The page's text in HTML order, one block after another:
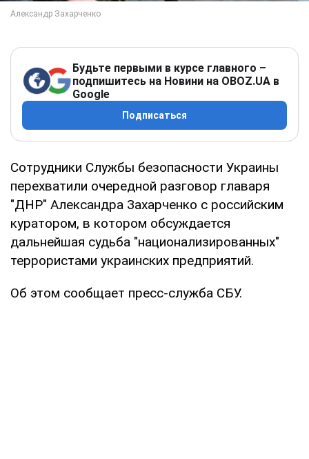
Будьте первыми в курсе главного –
подпишитесь на Новини на OBOZ.UA в
Google
Подписаться
Сотрудники Службы безопасности Украины
перехватили очередной разговор главаря
"ДНР" Александра Захарченко с российским
куратором, в котором обсуждается
дальнейшая судьба "национализированных"
террористами украинских предприятий.
Об этом сообщает пресс-служба СБУ.